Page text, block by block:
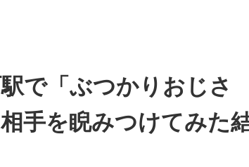
で「ぶつかりおじさ
手を睨みつけてみた